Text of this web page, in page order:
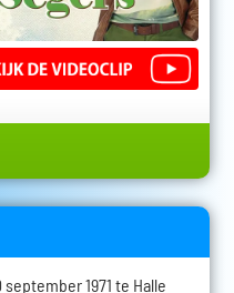
1971 te Halle